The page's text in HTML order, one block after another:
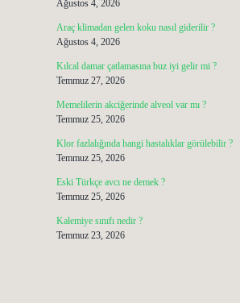
Ağustos 4, 2026
Araç klimadan gelen koku nasıl giderilir ?
Ağustos 4, 2026
Kılcal damar çatlamasına buz iyi gelir mi ?
Temmuz 27, 2026
Memelilerin akciğerinde alveol var mı ?
Temmuz 25, 2026
Klor fazlalığında hangi hastalıklar görülebilir ?
Temmuz 25, 2026
Eski Türkçe avcı ne demek ?
Temmuz 25, 2026
Kalemiye sınıfı nedir ?
Temmuz 23, 2026